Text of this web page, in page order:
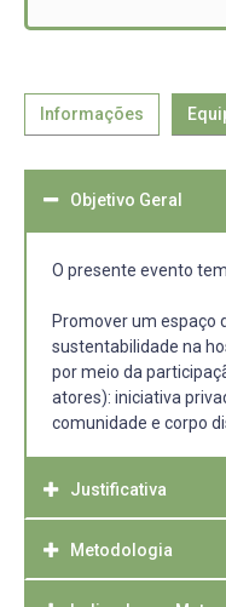
Informações
Objetivo Geral
O presente evento
Promover um espaço
sustentabilidade na
por meio da
atores): iniciativa
comunidade e corpo
Justificativa
O setor de
responsáveis pelo
Metodologia